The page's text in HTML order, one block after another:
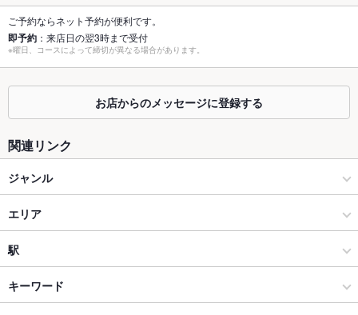
個室 なし
座敷 なし
掘りごたつ なし
カウンター なし
ソファー
テラス席
貸切
設備
バリアフリ
なし
ご予約ならネット予約が便利です。
即予約 ：来店日の翌3時まで受付
※曜日、コースによって締切が異なる場合があります。
お店からのメッセージに登録する
関連リンク
ジャンル
居酒屋
和風
天神・西中洲・春吉 × 居酒屋
エリア
天神
天神 × 居酒屋
駅
赤坂駅
キーワード